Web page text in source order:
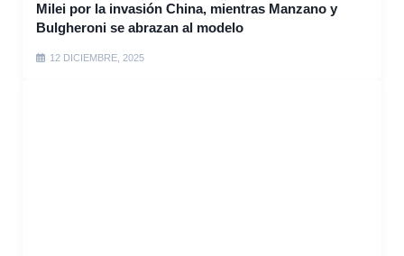
Milei por la invasión China, mientras Manzano y
Bulgheroni se abrazan al modelo
12 DICIEMBRE, 2025